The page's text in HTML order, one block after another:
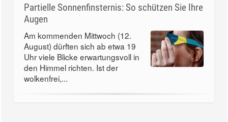
Partielle Sonnenfinsternis: So schützen Sie Ihre
Augen
Am kommenden Mittwoch (12.
August) dürften sich ab etwa 19
Uhr viele Blicke erwartungsvoll in
den Himmel richten. Ist der
wolkenfrei,...